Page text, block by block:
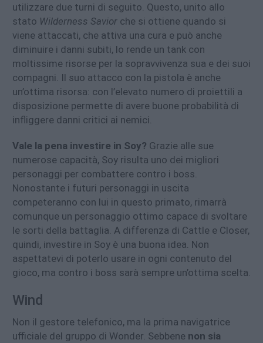
utilizzare due turni di seguito. Questo, unito allo
stato Wilderness Savior che si ottiene quando si
viene attaccati, che attiva una cura e può anche
diminuire i danni subiti, lo rende un tank con
moltissime risorse per la sopravvivenza sua e dei suoi
compagni. Il suo attacco con la pistola è anche
un’ottima risorsa: con l’elevato numero di proiettili a
disposizione permette di avere buone probabilità di
infliggere danni critici ai nemici.
Vale la pena investire in Soy? Grazie alle sue
numerose capacità, Soy risulta uno dei migliori
personaggi per combattere contro i boss.
Nonostante i futuri personaggi in uscita
competeranno con lui in questo primato, rimarrà
comunque un personaggio ottimo capace di svoltare
le sorti della battaglia. A differenza di Cattle e Closer,
quindi, investire in Soy è una buona idea. Non
aspettatevi di poterlo usare in ogni contenuto del
gioco, ma contro i boss sarà sempre un’ottima scelta.
Wind
Non il gestore telefonico, ma la prima navigatrice
ufficiale del gruppo di Wonder. Sebbene non sia